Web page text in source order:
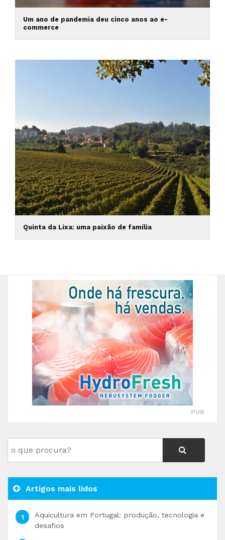
Um ano de pandemia deu cinco anos ao e-
commerce
Quinta da Lixa: uma paixão de família
PUB
Artigos mais lidos
Aquicultura em Portugal: produção, tecnologia e
desafios